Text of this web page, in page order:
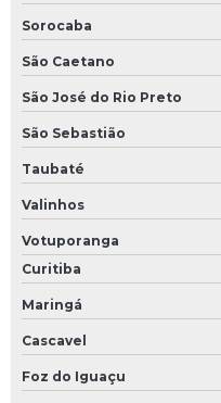
Sorocaba
São Caetano
São José do Rio Preto
São Sebastião
Taubaté
Valinhos
Votuporanga
Curitiba
Maringá
Cascavel
Foz do Iguaçu